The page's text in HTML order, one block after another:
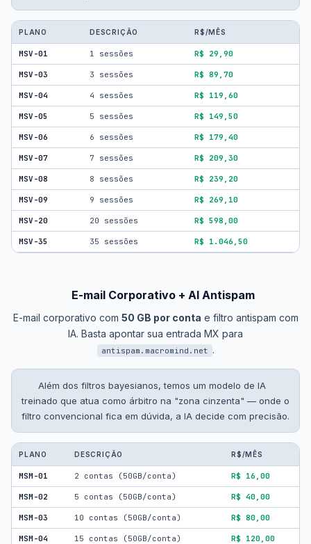
PLANO DESCRIÇÃO R$/MÊS
MSV-01 1 sessões R$ 29,90
MSV-03 3 sessões R$ 89,70
MSV-04 4 sessões R$ 119,60
MSV-05 5 sessões R$ 149,50
MSV-06 6 sessões R$ 179,40
MSV-07 7 sessões R$ 209,30
MSV-08 8 sessões R$ 239,20
MSV-09 9 sessões R$ 269,10
MSV-20 20 sessões R$ 598,00
MSV-35 35 sessões R$ 1.046,50
E-mail Corporativo + AI Antispam
E-mail corporativo com 50 GB por conta e filtro antispam com
IA. Basta apontar sua entrada MX para
antispam.macromind.net .
Além dos filtros bayesianos, temos um modelo de IA
treinado que atua como árbitro na "zona cinzenta" — onde o
filtro convencional fica em dúvida, a IA decide com precisão.
PLANO DESCRIÇÃO R$/MÊS
MSM-01 2 contas (50GB/conta) R$ 16,00
MSM-02 5 contas (50GB/conta) R$ 40,00
MSM-03 10 contas (50GB/conta) R$ 80,00
MSM-04 15 contas (50GB/conta) R$ 120,00